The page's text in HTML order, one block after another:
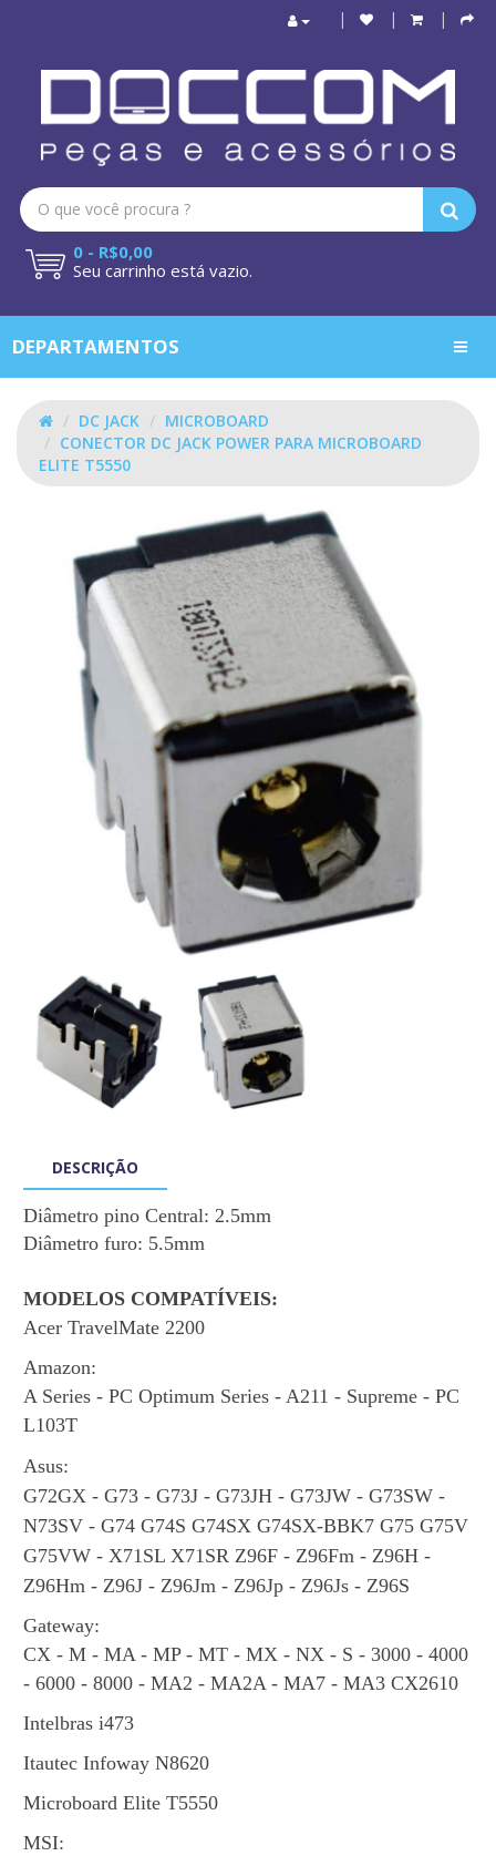
0 - R$0,00
Seu carrinho está vazio.
DEPARTAMENTOS
DC JACK
MICROBOARD
CONECTOR DC JACK POWER PARA MICROBOARD
ELITE T5550
DESCRIÇÃO
Diâmetro pino Central: 2.5mm
Diâmetro furo: 5.5mm
MODELOS COMPATÍVEIS:
Acer TravelMate 2200
Amazon:
A Series - PC Optimum Series - A211 - Supreme - PC
L103T
Asus:
G72GX - G73 - G73J - G73JH - G73JW - G73SW -
N73SV - G74 G74S G74SX G74SX-BBK7 G75 G75V
G75VW - X71SL X71SR Z96F - Z96Fm - Z96H -
Z96Hm - Z96J - Z96Jm - Z96Jp - Z96Js - Z96S
Gateway:
CX - M - MA - MP - MT - MX - NX - S - 3000 - 4000
- 6000 - 8000 - MA2 - MA2A - MA7 - MA3 CX2610
Intelbras i473
Itautec Infoway N8620
Microboard Elite T5550
MSI: